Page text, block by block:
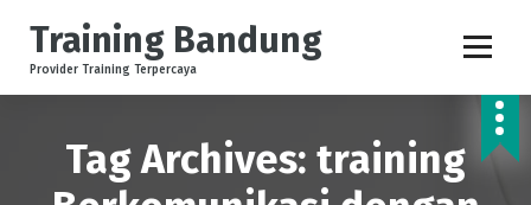
p
Training Bandung
Provider Training Terpercaya
Tag Archives: training